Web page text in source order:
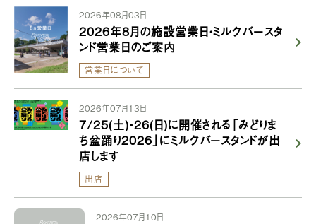
2026年08月03日
2026年8月の施設営業日・ミルクバースタ
ンド営業日のご案内
営業日について
2026年07月13日
7/25(土)・26(日)に開催される「みどりま
ち盆踊り2026」にミルクバースタンドが出
店します
出店
2026年07月10日